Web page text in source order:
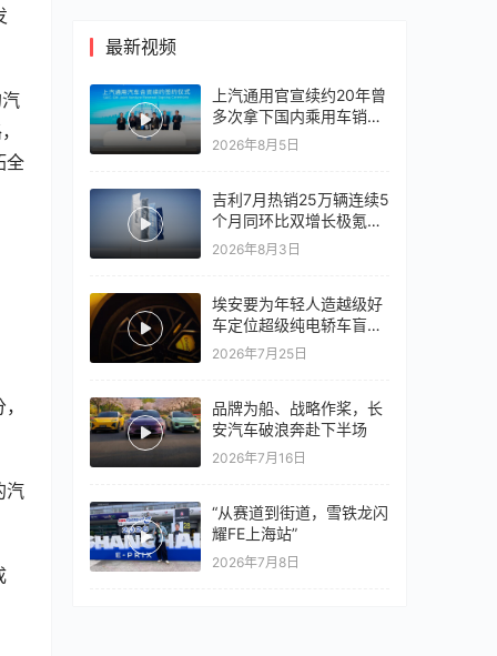
全
汽
最新视频
上汽通用官宣续约20年曾
多次拿下国内乘用车销冠
竞争激烈，上汽通用有信
2026年8月5日
吉利7月热销25万辆连续5
个月同环比双增长极氪销
量同比翻倍，出口再破10
2026年8月3日
埃安要为年轻人造越级好
车定位超级纯电轿车盲猜
18万以上
2026年7月25日
品牌为船、战略作桨，长
安汽车破浪奔赴下半场
2026年7月16日
“从赛道到街道，雪铁龙闪
耀FE上海站”
2026年7月8日